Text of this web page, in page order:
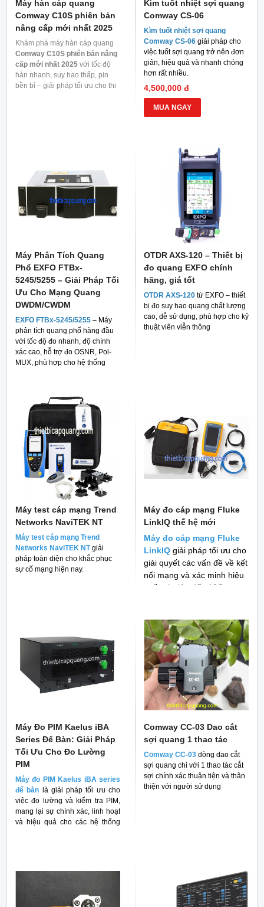
Máy hàn cáp quang
Comway C10S phiên bản
nâng cấp mới nhất 2025
Khám phá máy hàn cáp quang
Comway C10S phiên bản nâng
cấp mới nhất 2025 với tốc độ
hàn nhanh, suy hao thấp, pin
bền bỉ – giải pháp tối ưu cho thi
Kìm tuốt nhiệt sợi quang
Comway CS-06
Kìm tuốt nhiệt sợi quang
Comway CS-06 giải pháp cho
việc tuốt sợi quang trở nên đơn
giản, hiệu quả và nhanh chóng
hơn rất nhiều.
4,500,000 đ
MUA NGAY
Máy Phân Tích Quang
Phổ EXFO FTBx-
5245/5255 – Giải Pháp Tối
Ưu Cho Mạng Quang
DWDM/CWDM
EXFO FTBx-5245/5255 – Máy
phân tích quang phổ hàng đầu
với tốc độ đo nhanh, độ chính
xác cao, hỗ trợ đo OSNR, Pol-
MUX, phù hợp cho hệ thống
OTDR AXS-120 – Thiết bị
đo quang EXFO chính
hãng, giá tốt
OTDR AXS-120 từ EXFO – thiết
bị đo suy hao quang chất lượng
cao, dễ sử dụng, phù hợp cho kỹ
thuật viên viễn thông
Máy test cáp mạng Trend
Networks NaviTEK NT
Máy test cáp mạng Trend
Networks NaviTEK NT giải
pháp toàn diện cho khắc phục
sự cố mạng hiện nay.
Máy đo cáp mạng Fluke
LinkIQ thế hệ mới
Máy đo cáp mạng Fluke
LinkIQ giải pháp tối ưu cho
giải quyết các vấn đề về kết
nối mạng và xác minh hiệu
suất cáp lên đến 10G
Máy Đo PIM Kaelus iBA
Series Để Bàn: Giải Pháp
Tối Ưu Cho Đo Lường
PIM
Máy đo PIM Kaelus iBA series
để bàn là giải pháp tối ưu cho
việc đo lường và kiểm tra PIM,
mang lại sự chính xác, linh hoạt
và hiệu quả cho các hệ thống
Comway CC-03 Dao cắt
sợi quang 1 thao tác
Comway CC-03 dòng dao cắt
sợi quang chỉ với 1 thao tác cắt
sợi chính xác thuận tiện và thân
thiện với người sử dụng